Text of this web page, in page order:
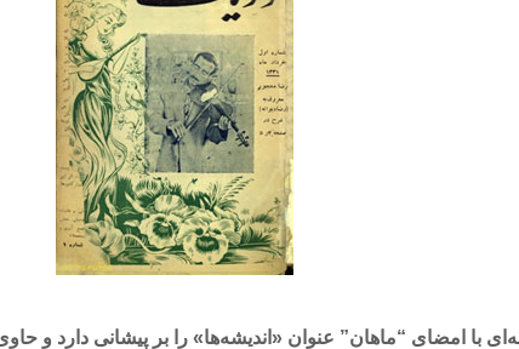
با امضای‌ “ماهان‌” عنوان «اندیشه‌ها» را بر پیشانی دارد و